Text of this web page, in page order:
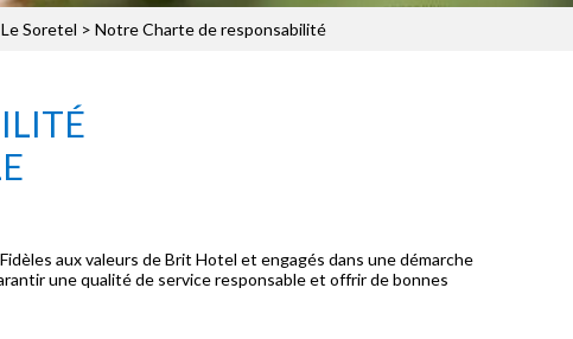
Soretel > Notre Charte de responsabilité
aux valeurs de Brit Hotel et engagés dans une démarche
une qualité de service responsable et offrir de bonnes